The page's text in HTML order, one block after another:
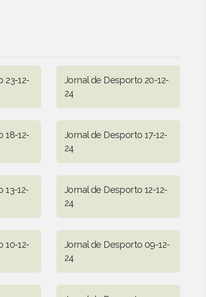
23-12-
Jornal de Desporto 20-12-
24
18-12-
Jornal de Desporto 17-12-
24
13-12-
Jornal de Desporto 12-12-
24
10-12-
Jornal de Desporto 09-12-
24